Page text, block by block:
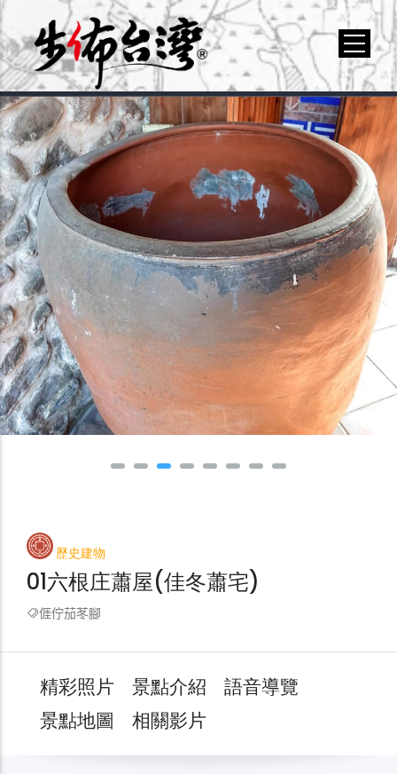
歷史建物
01六根庄蕭屋(佳冬蕭宅)
𠊎佇茄苳腳
精彩照片 景點介紹
語音導覽
景點地圖
相關影片